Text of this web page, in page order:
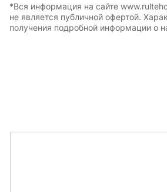
*Вся информация на сайте
не является публичной офертой.
получения подробной информации о